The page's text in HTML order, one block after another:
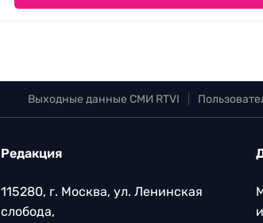
Выходные данные СМИ RTVI
Редакция
115280, г. Москва, ул. Ленинская
слобода,
и